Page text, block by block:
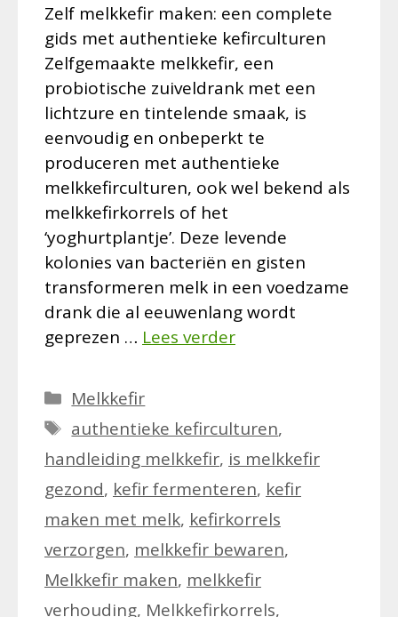
Zelf melkkefir maken: een complete
gids met authentieke kefirculturen
Zelfgemaakte melkkefir, een
probiotische zuiveldrank met een
lichtzure en tintelende smaak, is
eenvoudig en onbeperkt te
produceren met authentieke
melkkefirculturen, ook wel bekend als
melkkefirkorrels of het
‘yoghurtplantje’. Deze levende
kolonies van bacteriën en gisten
transformeren melk in een voedzame
drank die al eeuwenlang wordt
geprezen … Lees verder
Categorieën
Melkkefir
Tags
authentieke kefirculturen,
handleiding melkkefir, is melkkefir
gezond, kefir fermenteren, kefir
maken met melk, kefirkorrels
verzorgen, melkkefir bewaren,
Melkkefir maken, melkkefir
verhouding, Melkkefirkorrels,